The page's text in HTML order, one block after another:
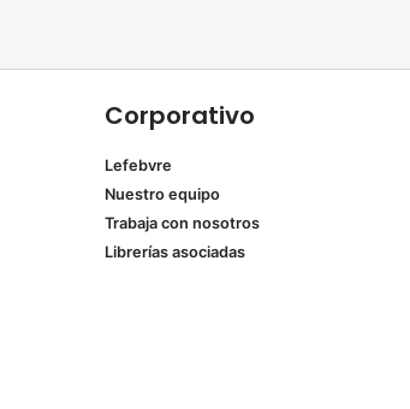
Corporativo
Lefebvre
Nuestro equipo
Trabaja con nosotros
Librerías asociadas